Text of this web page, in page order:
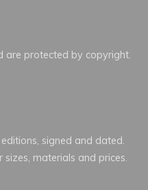
protected by copyright.
signed and dated.
materials and prices.